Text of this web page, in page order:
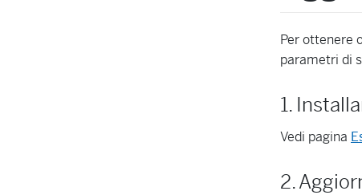
Per ottenere
parametri di
1.
Vedi pagina
2.